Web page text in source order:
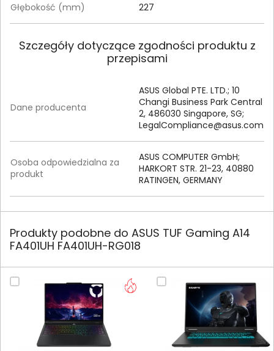
Głębokość (mm) 227
Szczegóły dotyczące zgodności produktu z
przepisami
Dane producenta
ASUS Global PTE. LTD.; 10
Changi Business Park Central
2, 486030 Singapore, SG;
LegalCompliance@asus.com
Osoba odpowiedzialna za
produkt
ASUS COMPUTER GmbH;
HARKORT STR. 21-23, 40880
RATINGEN, GERMANY
Produkty podobne do ASUS TUF Gaming A14
FA401UH FA401UH-RG018